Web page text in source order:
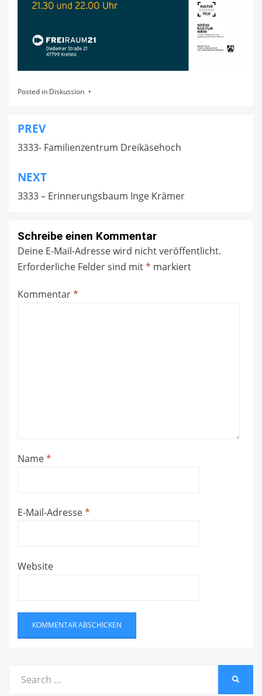
Posted in Diskussion
Beitragsnavigation
PREV
3333- Familienzentrum Dreikäsehoch
NEXT
3333 – Erinnerungsbaum Inge Krämer
Schreibe einen Kommentar
Deine E-Mail-Adresse wird nicht veröffentlicht.
Erforderliche Felder sind mit* markiert
Kommentar*
Name*
E-Mail-Adresse*
Website
for: